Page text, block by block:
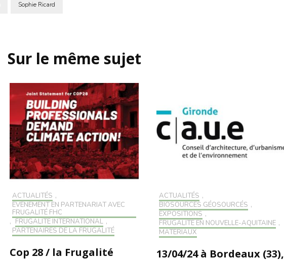
Sophie Ricard
Sur le même sujet
ACTUALITÉS ,
EVÉNEMENT EN PARTENARIAT AVEC
FRUGALITÉ FHC
, FRUGALITÉ INTERNATIONAL ,
PARTENAIRES DE LA FRUGALITÉ
Cop 28 / la Frugalité
ACTUALITÉS ,
BIOSOURCÉS GÉOSOURCÉS ,
EXPOSITIONS ,
FRUGALITÉ EN NOUVELLE-AQUITAINE ,
MATÉRIAUX
13/04/24 à Bordeaux (33),